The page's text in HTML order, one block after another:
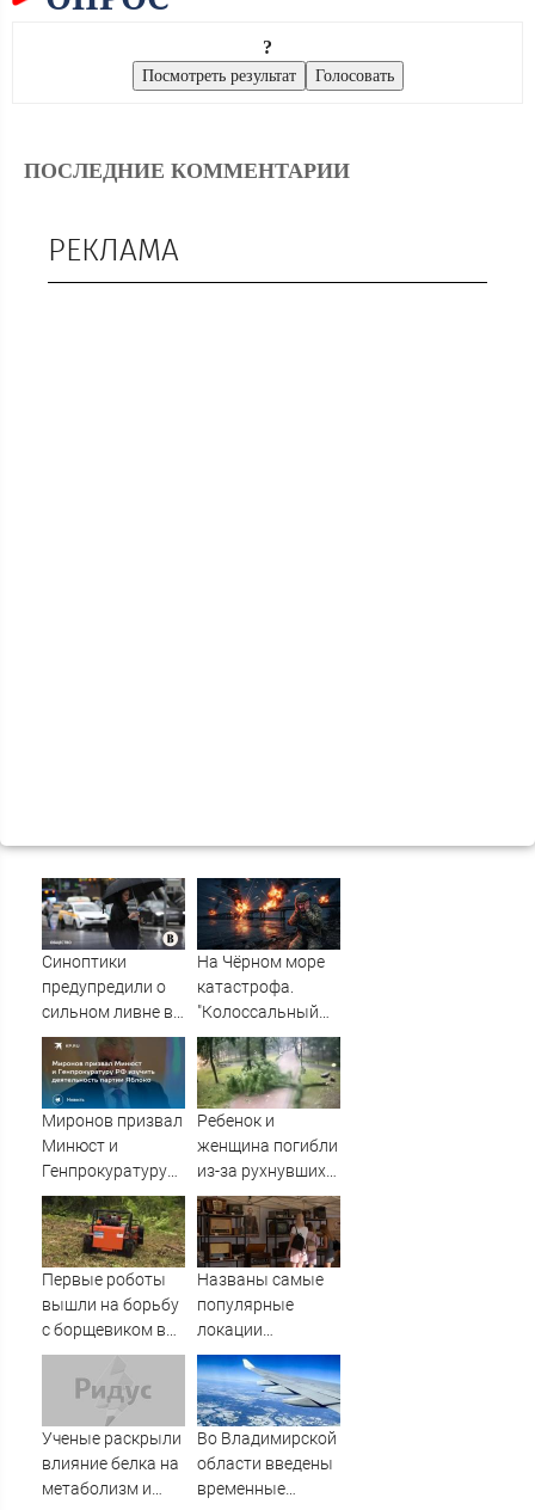
?
ПОСЛЕДНИЕ КОММЕНТАРИИ
РЕКЛАМА
Синоптики
предупредили о
сильном ливне в
Москве 7 августа
На Чёрном море
катастрофа.
"Колоссальный
удар": Такого не
было за всю СВО
Миронов призвал
Минюст и
Генпрокуратуру
РФ изучить
деятельность
партии Яблоко
Ребенок и
женщина погибли
из-за рухнувших
деревьев во
время урагана в
Смоленске -
Новости на
Первые роботы
вышли на борьбу
с борщевиком в
Ленобласти
Названы самые
популярные
локации
фестиваля
«Псковские
каникулы»
Ученые раскрыли
влияние белка на
метаболизм и
Во Владимирской
области введены
временные